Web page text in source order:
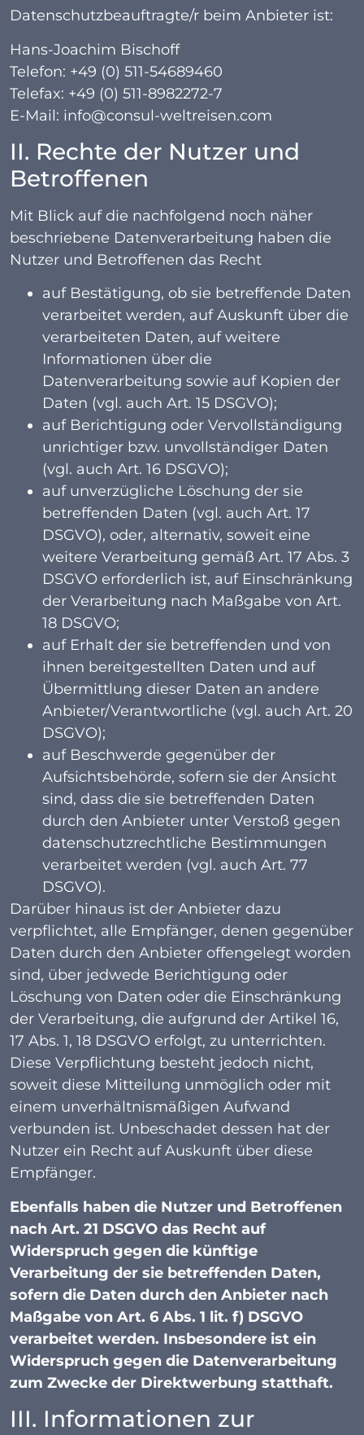
Datenschutzbeauftragte/r beim Anbieter ist:
Hans-Joachim Bischoff
Telefon: +49 (0) 511-54689460
Telefax: +49 (0) 511-8982272-7
E-Mail: info@consul-weltreisen.com
II. Rechte der Nutzer und
Betroffenen
Mit Blick auf die nachfolgend noch näher
beschriebene Datenverarbeitung haben die
Nutzer und Betroffenen das Recht
auf Bestätigung, ob sie betreffende Daten
verarbeitet werden, auf Auskunft über die
verarbeiteten Daten, auf weitere
Informationen über die
Datenverarbeitung sowie auf Kopien der
Daten (vgl. auch Art. 15 DSGVO);
auf Berichtigung oder Vervollständigung
unrichtiger bzw. unvollständiger Daten
(vgl. auch Art. 16 DSGVO);
auf unverzügliche Löschung der sie
betreffenden Daten (vgl. auch Art. 17
DSGVO), oder, alternativ, soweit eine
weitere Verarbeitung gemäß Art. 17 Abs. 3
DSGVO erforderlich ist, auf Einschränkung
der Verarbeitung nach Maßgabe von Art.
18 DSGVO;
auf Erhalt der sie betreffenden und von
ihnen bereitgestellten Daten und auf
Übermittlung dieser Daten an andere
Anbieter/Verantwortliche (vgl. auch Art. 20
DSGVO);
auf Beschwerde gegenüber der
Aufsichtsbehörde, sofern sie der Ansicht
sind, dass die sie betreffenden Daten
durch den Anbieter unter Verstoß gegen
datenschutzrechtliche Bestimmungen
verarbeitet werden (vgl. auch Art. 77
DSGVO).
Darüber hinaus ist der Anbieter dazu
verpflichtet, alle Empfänger, denen gegenüber
Daten durch den Anbieter offengelegt worden
sind, über jedwede Berichtigung oder
Löschung von Daten oder die Einschränkung
der Verarbeitung, die aufgrund der Artikel 16,
17 Abs. 1, 18 DSGVO erfolgt, zu unterrichten.
Diese Verpflichtung besteht jedoch nicht,
soweit diese Mitteilung unmöglich oder mit
einem unverhältnismäßigen Aufwand
verbunden ist. Unbeschadet dessen hat der
Nutzer ein Recht auf Auskunft über diese
Empfänger.
Ebenfalls haben die Nutzer und Betroffenen
nach Art. 21 DSGVO das Recht auf
Widerspruch gegen die künftige
Verarbeitung der sie betreffenden Daten,
sofern die Daten durch den Anbieter nach
Maßgabe von Art. 6 Abs. 1 lit. f) DSGVO
verarbeitet werden. Insbesondere ist ein
Widerspruch gegen die Datenverarbeitung
zum Zwecke der Direktwerbung statthaft.
III. Informationen zur